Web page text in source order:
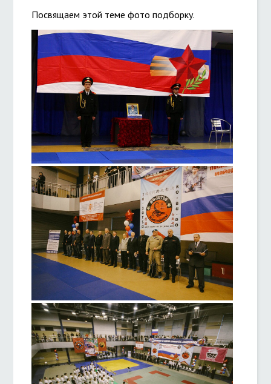
Посвящаем этой теме фото подборку.